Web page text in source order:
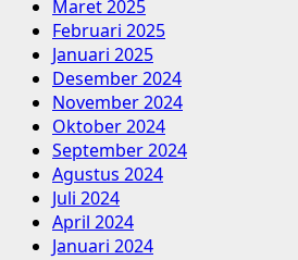
Maret 2025
Februari 2025
Januari 2025
Desember 2024
November 2024
Oktober 2024
September 2024
Agustus 2024
Juli 2024
April 2024
Januari 2024